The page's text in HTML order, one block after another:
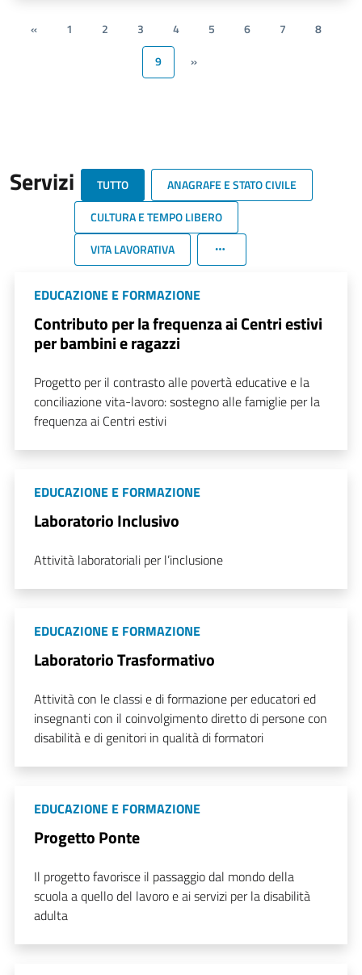
« 1 2 3 4 5 6 7
8
9
»
Servizi TUTTO
ANAGRAFE E STATO CIVILE
CULTURA E TEMPO LIBERO
VITA LAVORATIVA
EDUCAZIONE E FORMAZIONE
Contributo per la frequenza ai Centri estivi
per bambini e ragazzi
Progetto per il contrasto alle povertà educative e la
conciliazione vita-lavoro: sostegno alle famiglie per la
frequenza ai Centri estivi
EDUCAZIONE E FORMAZIONE
Laboratorio Inclusivo
Attività laboratoriali per l’inclusione
EDUCAZIONE E FORMAZIONE
Laboratorio Trasformativo
Attività con le classi e di formazione per educatori ed
insegnanti con il coinvolgimento diretto di persone con
disabilità e di genitori in qualità di formatori
EDUCAZIONE E FORMAZIONE
Progetto Ponte
Il progetto favorisce il passaggio dal mondo della
scuola a quello del lavoro e ai servizi per la disabilità
adulta